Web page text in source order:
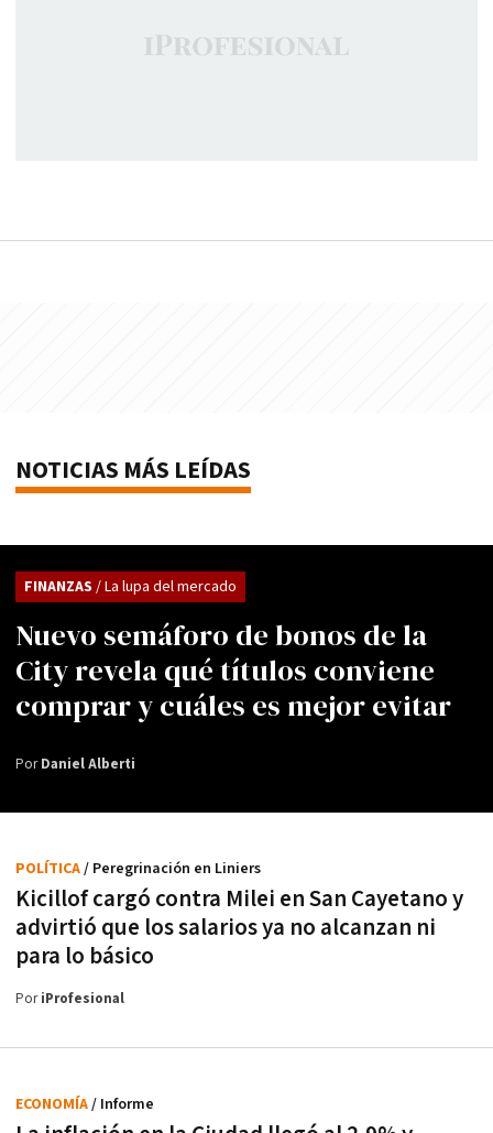
NOTICIAS MÁS LEÍDAS
Nuevo semáforo de bonos de la
City revela qué títulos conviene
comprar y cuáles es mejor evitar
FINANZAS / La lupa del mercado
PorDaniel Alberti
Kicillof cargó contra Milei en San Cayetano y
advirtió que los salarios ya no alcanzan ni
para lo básico
POLÍTICA/ Peregrinación en Liniers
PoriProfesional
ECONOMÍA/ Informe